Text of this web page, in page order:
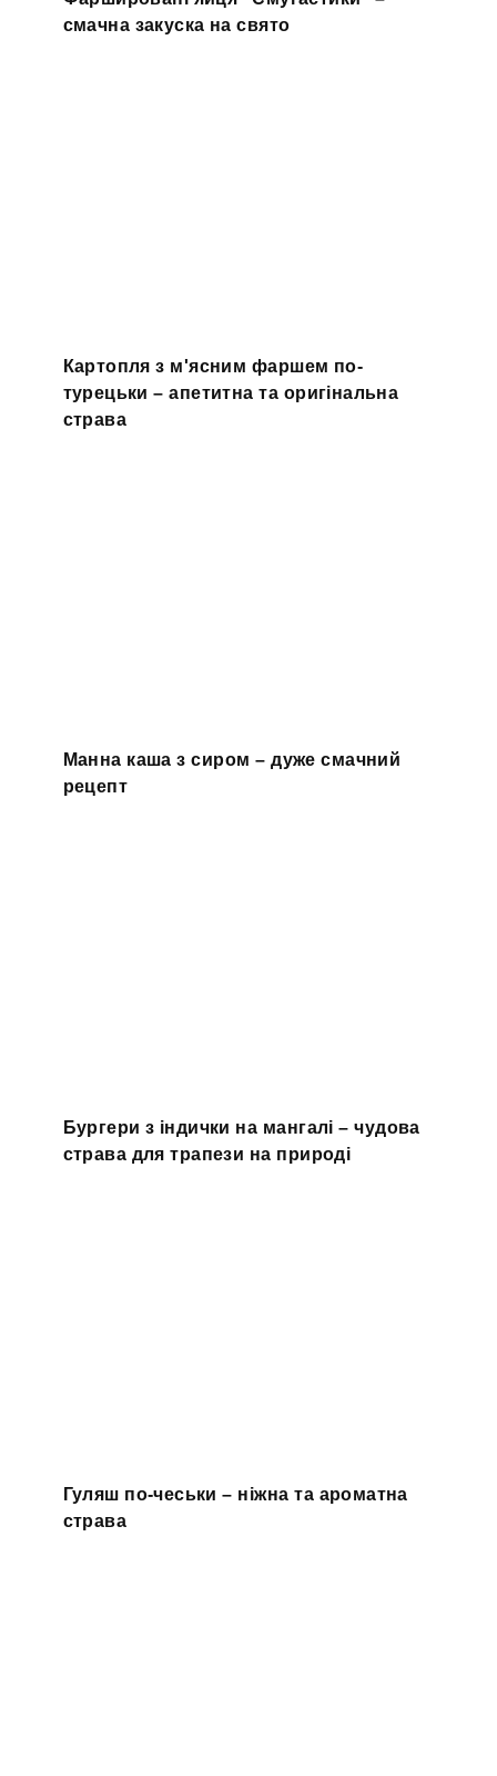
смачна закуска на свято
Картопля з м'ясним фаршем по-
турецьки – апетитна та оригінальна
страва
Манна каша з сиром – дуже смачний
рецепт
Бургери з індички на мангалі – чудова
страва для трапези на природі
Гуляш по-чеськи – ніжна та ароматна
страва